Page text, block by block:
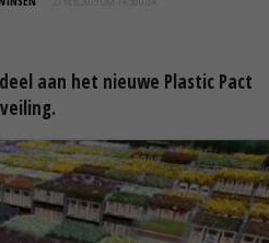
aan het nieuwe Plastic Pact